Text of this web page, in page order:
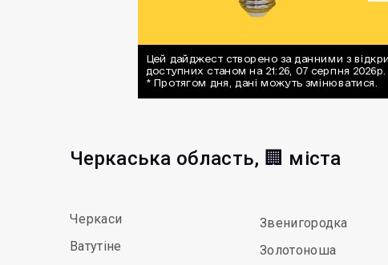
Черкаська область, 🏢 міста
Черкаси
Ватутіне
Звенигородка
Золотоноша